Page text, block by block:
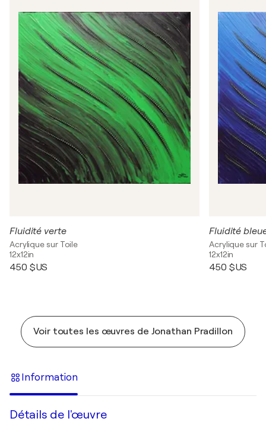
Fluidité verte
Acrylique sur Toile
12x12in
450 $US
Fluidité
Acrylique sur
12x12in
450 $US
Voir toutes les œuvres de Jonathan Pradillon
Information
Détails de l'œuvre